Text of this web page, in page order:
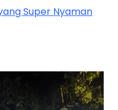
Super Nyaman